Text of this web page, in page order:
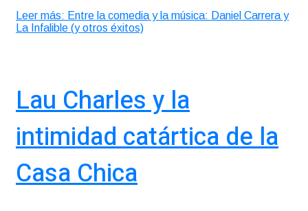
Leer más: Entre la comedia y la música: Daniel Carrera y
La Infalible (y otros éxitos)
Lau Charles y la
intimidad catártica de la
Casa Chica